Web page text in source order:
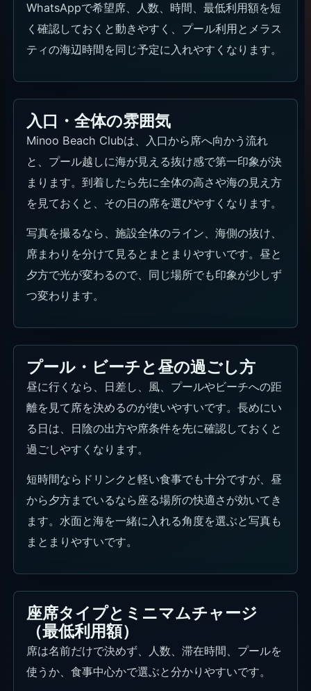
WhatsAppで希望席、人数、時間、最低利用額を短
く確認しておくと動きやすく、プール利用とメラス
ティの海辺時間を同じ予定に入れやすくなります。
入口・全体の雰囲気
Minoo Beach Clubは、入口から席へ向かう流れ
と、プール越しに海が見える抜け感で第一印象が決
まります。到着したら先に全体の高さや海の見え方
を見ておくと、その日の席を選びやすくなります。
写真を撮るなら、施設全体のライン、海側の抜け、
席まわりを分けて見るとまとまりやすいです。昼と
夕方で光が変わるので、同じ場所でも印象が少しず
つ変わります。
プール・ビーチと昼の過ごし方
昼に行くなら、日差し、風、プールやビーチへの距
離を見て席を決めるのが使いやすいです。長めにい
る日は、日陰の出方や席条件を先に確認しておくと
過ごしやすくなります。
短時間ならドリンクと軽い食事でも十分ですが、昼
から夕方までいるなら座る場所の快適さが効いてき
ます。水面と海を一緒に入れる角度を選ぶと写真も
まとまりやすいです。
座席タイプとミニマムチャージ
（最低利用額）
席は名前だけで決めず、人数、滞在時間、プールを
使うか、食事中心かで選ぶと分かりやすいです。